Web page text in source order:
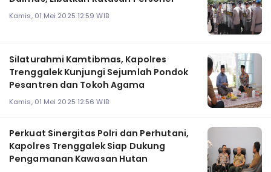
Kamis, 01 Mei 2025 12:59 WIB
Silaturahmi Kamtibmas, Kapolres
Trenggalek Kunjungi Sejumlah Pondok
Pesantren dan Tokoh Agama
Kamis, 01 Mei 2025 12:56 WIB
Perkuat Sinergitas Polri dan Perhutani,
Kapolres Trenggalek Siap Dukung
Pengamanan Kawasan Hutan